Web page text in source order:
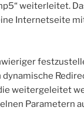
weiterleitet.
Internetseite
weitergeleitet
Parametern